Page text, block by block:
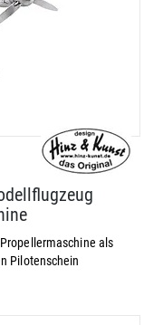
als
Pilotenschein